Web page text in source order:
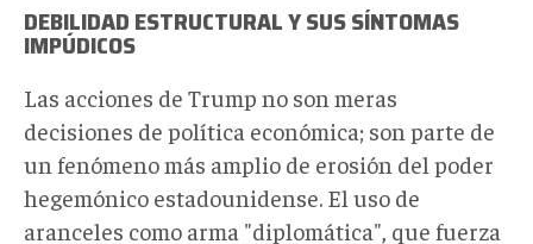
DEBILIDAD ESTRUCTURAL Y SUS SÍNTOMAS
IMPÚDICOS
Las acciones de Trump no son meras
decisiones de política económica; son parte de
un fenómeno más amplio de erosión del poder
hegemónico estadounidense. El uso de
aranceles como arma "diplomática", que fuerza